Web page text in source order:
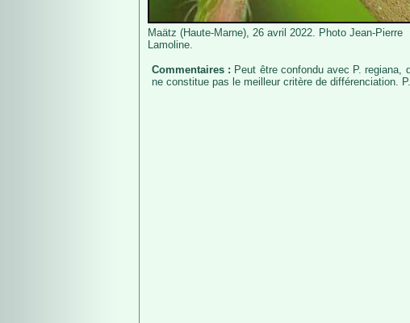
Maätz (Haute-Marne), 26 avril 2022. Photo Jean-Pierre
Lamoline.
Commentaires : Peut être confondu avec P. regiana,
ne constitue pas le meilleur critère de différenciation.